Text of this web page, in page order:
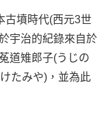
古墳時代(西元3世
宇治的紀錄來自於
道雉郎子(うじの
たみや)，並為此